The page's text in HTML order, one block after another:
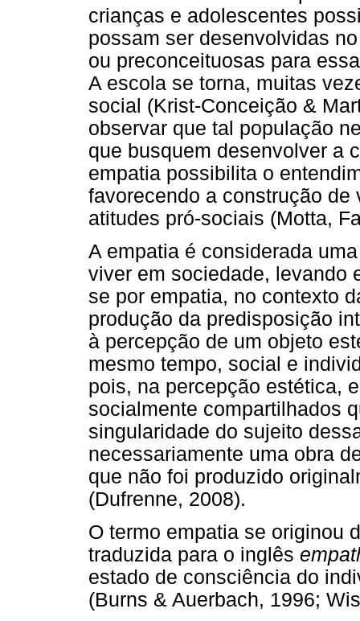
crianças e adolescentes
possam ser desenvolvidas
ou preconceituosas para
A escola se torna, muitas
social (Krist-Conceição &
observar que tal população
que busquem desenvolver a
empatia possibilita o
favorecendo a construção
atitudes pró-sociais (Motta,
A empatia é considerada
viver em sociedade, levando
se por empatia, no contexto
produção da predisposição
à percepção de um objeto
mesmo tempo, social e
pois, na percepção estética,
socialmente compartilhados
singularidade do sujeito
necessariamente uma obra
que não foi produzido
(Dufrenne, 2008).
O termo empatia se originou
traduzida para o inglês
estado de consciência do
(Burns & Auerbach, 1996;